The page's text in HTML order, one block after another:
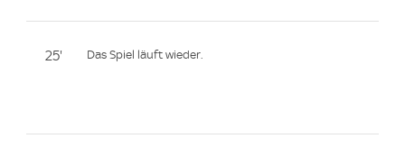
25' Das Spiel läuft wieder.